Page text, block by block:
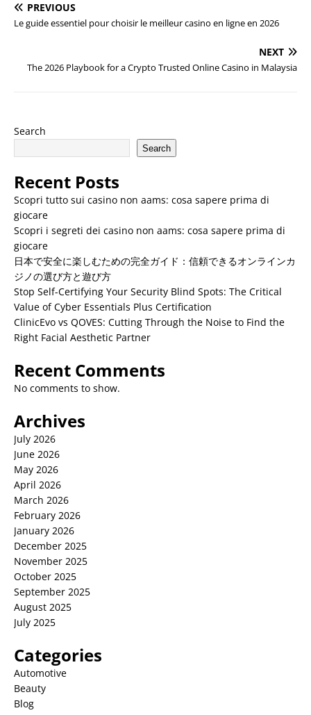
PREVIOUS
Le guide essentiel pour choisir le meilleur casino en ligne en 2026
NEXT
The 2026 Playbook for a Crypto Trusted Online Casino in Malaysia
Search
Search
Recent Posts
Scopri tutto sui casino non aams: cosa sapere prima di
giocare
Scopri i segreti dei casino non aams: cosa sapere prima di
giocare
日本で安全に楽しむための完全ガイド：信頼できるオンラインカ
ジノの選び方と遊び方
Stop Self-Certifying Your Security Blind Spots: The Critical
Value of Cyber Essentials Plus Certification
ClinicEvo vs QOVES: Cutting Through the Noise to Find the
Right Facial Aesthetic Partner
Recent Comments
No comments to show.
Archives
July 2026
June 2026
May 2026
April 2026
March 2026
February 2026
January 2026
December 2025
November 2025
October 2025
September 2025
August 2025
July 2025
Categories
Automotive
Beauty
Blog